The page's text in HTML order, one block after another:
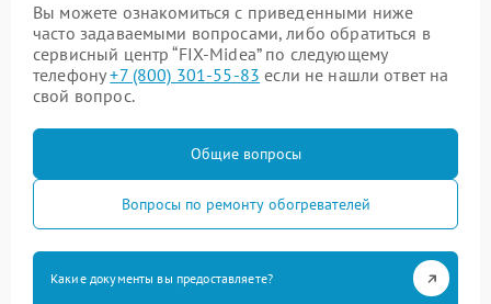
Вы можете ознакомиться с приведенными ниже
часто задаваемыми вопросами, либо обратиться в
сервисный центр “FIX-Midea” по следующему
телефону+7 (800) 301-55-83 если не нашли ответ на
свой вопрос.
Общие вопросы
Вопросы по ремонту обогревателей
Какие документы вы предоставляете?